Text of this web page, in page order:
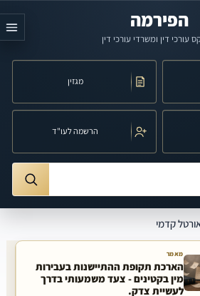
הפירמה
עורכי דין ומשרדי עורכי דין
מגזין
הרשמה לעו"ד
משפט או עיר
קדמי
מאמר
הארכת תקופת ההתיישנות בעבירות
מין בקטינים - צעד משמעותי בדרך
לעשיית צדק.